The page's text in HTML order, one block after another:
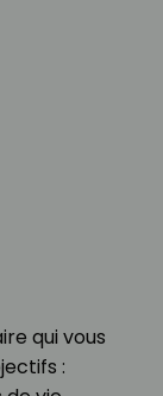
qui vous
: